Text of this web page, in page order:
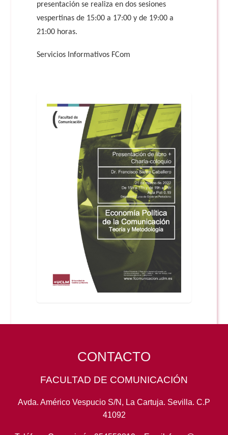
presentación se realiza en dos sesiones
vespertinas de 15:00 a 17:00 y de 19:00 a
21:00 horas.
Servicios Informativos FCom
CONTACTO
FACULTAD DE COMUNICACIÓN
Avda. Américo Vespucio S/N, La Cartuja. Sevilla. C.P
41092